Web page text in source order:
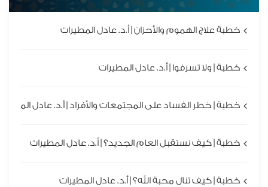
خطبة علاج الهموم والأحزان | أ.د. عادل المطيرات
خطبة | ولا تسرفوا | أ.د. عادل المطيرات
خطبة | خطر الفساد على المجتمعات والأفراد | أ.د. عادل
خطبة | كيف نستقبل العام الجديد؟ | أ.د. عادل المطيرات
خطبة | كيف تنال محبة الله؟ | أ.د. عادل المطيرات